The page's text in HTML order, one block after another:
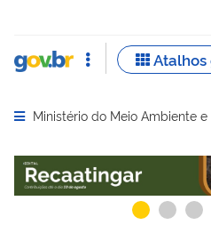
Abrir menu principal de
Ministério do Meio Ambiente
Serviços recomendados